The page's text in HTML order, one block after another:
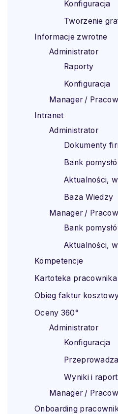
Konfiguracja
Tworzenie
Informacje zwrotne
Administrator
Raporty
Konfiguracja
Manager /
Intranet
Administrator
Dokumenty
Bank
Aktualności,
Baza Wiedzy
Manager /
Bank
Aktualności,
Kompetencje
Kartoteka pracownika
Obieg faktur
Oceny 360°
Administrator
Konfiguracja
Wyniki i
Manager /
Onboarding